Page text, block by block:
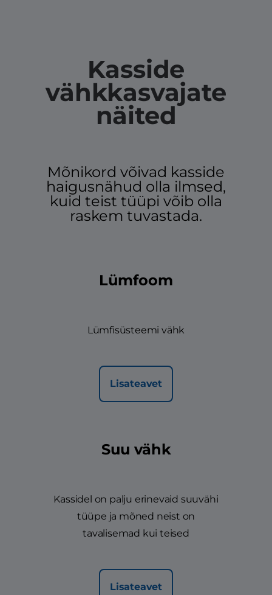
Kasside
vähkkasvajate
näited
Mõnikord võivad kasside
haigusnähud olla ilmsed,
kuid teist tüüpi võib olla
raskem tuvastada.
Lümfoom
Lümfisüsteemi vähk
Lisateavet
Suu vähk
Kassidel on palju erinevaid suuvähi
tüüpe ja mõned neist on
tavalisemad kui teised
Lisateavet